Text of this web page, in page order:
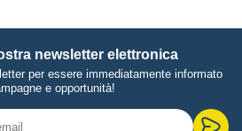
newsletter elettronica
per essere immediatamente informato
e opportunità!